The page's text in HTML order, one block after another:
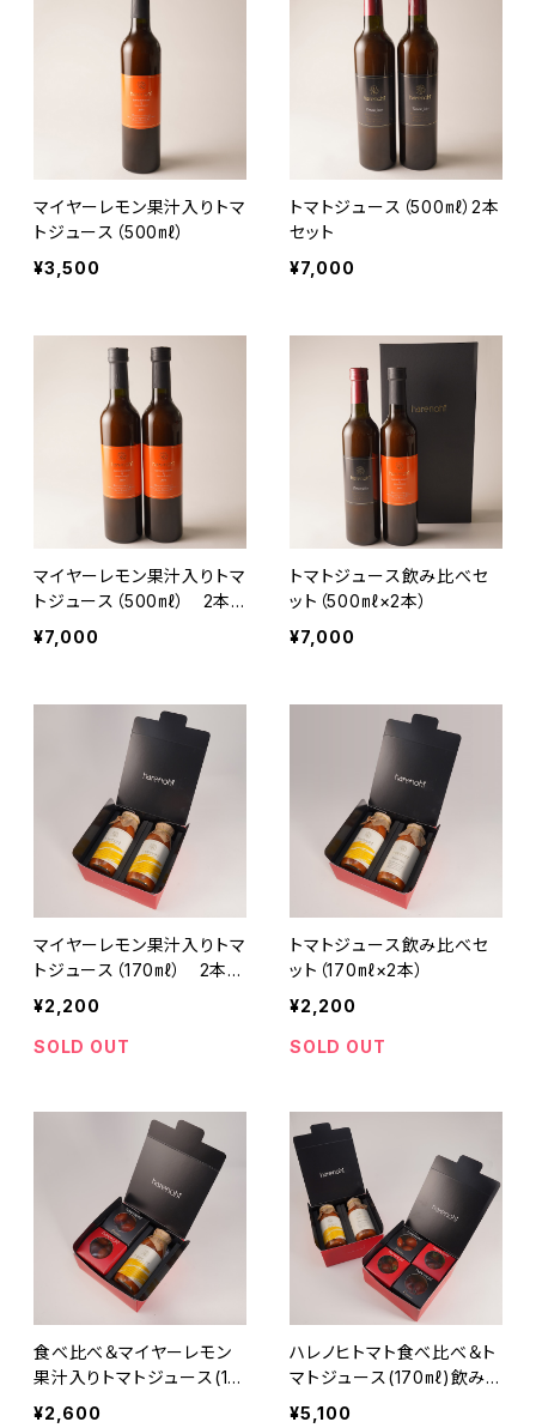
マイヤーレモン果汁入りトマ
トジュース（500㎖）
¥3,500
トマトジュース（500㎖）2本
セット
¥7,000
マイヤーレモン果汁入りトマ
トジュース（500㎖） 2本
セット
¥7,000
トマトジュース飲み比べセ
ット（500㎖×2本）
¥7,000
マイヤーレモン果汁入りトマ
トジュース（170㎖） 2本セ
ット
¥2,200
SOLD OUT
トマトジュース飲み比べセ
ット（170㎖×2本）
¥2,200
SOLD OUT
食べ比べ＆マイヤーレモン
果汁入りトマトジュース(17
0㎖)セット
¥2,600
ハレノヒトマト食べ比べ＆ト
マトジュース(170㎖)飲み
比べセット
¥5,100